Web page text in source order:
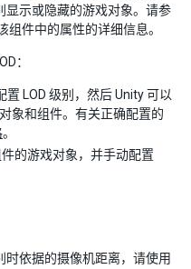
显示或隐藏的游戏对象。请参
组件中的属性的详细信息。
：
LOD 级别，然后 Unity 可以
象和组件。有关正确配置的
。
的游戏对象，并手动配置
时依据的摄像机距离，请使用